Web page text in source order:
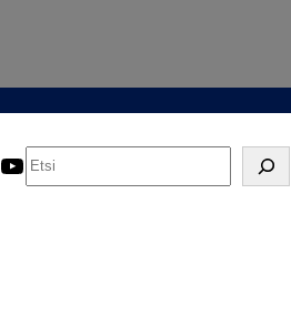
YOUTUBE